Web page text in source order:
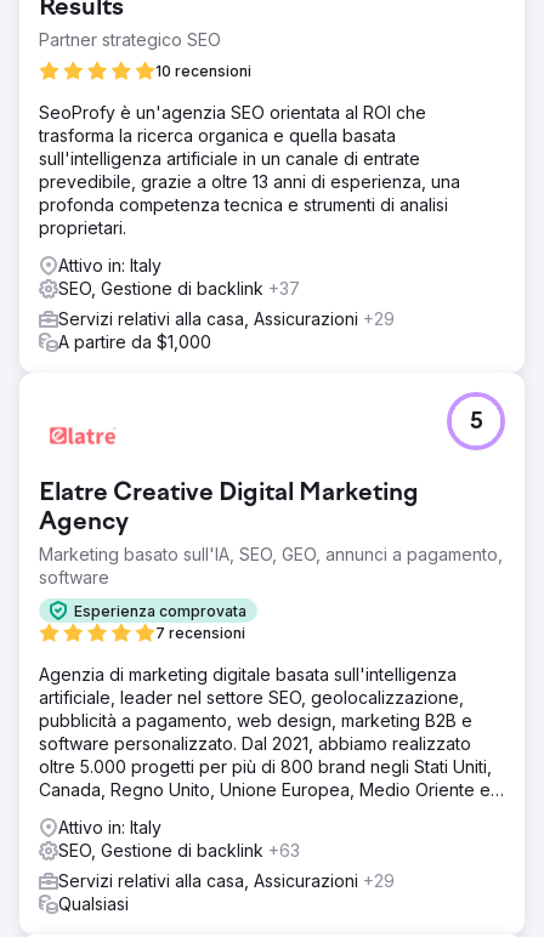
Results
Partner strategico SEO
10 recensioni
SeoProfy è un'agenzia SEO orientata al ROI che
trasforma la ricerca organica e quella basata
sull'intelligenza artificiale in un canale di entrate
prevedibile, grazie a oltre 13 anni di esperienza, una
profonda competenza tecnica e strumenti di analisi
proprietari.
Attivo in: Italy
SEO, Gestione di backlink +37
Servizi relativi alla casa, Assicurazioni +29
A partire da $1,000
Elatre Creative Digital Marketing
Agency
Marketing basato sull'IA, SEO, GEO, annunci a pagamento,
software
Esperienza comprovata
7 recensioni
5
Agenzia di marketing digitale basata sull'intelligenza
artificiale, leader nel settore SEO, geolocalizzazione,
pubblicità a pagamento, web design, marketing B2B e
software personalizzato. Dal 2021, abbiamo realizzato
oltre 5.000 progetti per più di 800 brand negli Stati Uniti,
Canada, Regno Unito, Unione Europea, Medio Oriente e
Attivo in: Italy
SEO, Gestione di backlink +63
Servizi relativi alla casa, Assicurazioni +29
Qualsiasi